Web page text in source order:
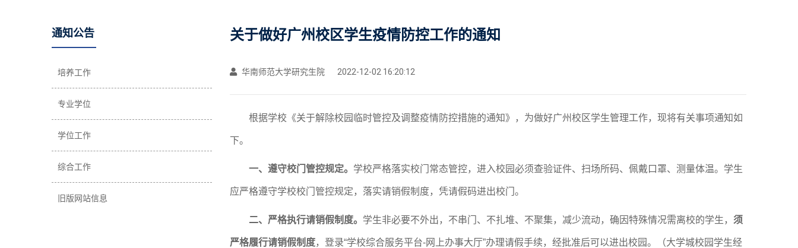
通知公告
培养工作
专业学位
学位工作
综合工作
旧版网站信息
关于做好广州校区学生疫情防控工作的通知
华南师范大学研究生院 2022-12-02 16:20:12
根据学校《关于解除校园临时管控及调整疫情防控措施的通知》，为做好广州校区学生管理工作，现将有关事项通知如
下。
一、遵守校门管控规定。 学校严格落实校门常态管控，进入校园必须查验证件、扫场所码、佩戴口罩、测量体温。学生
应严格遵守学校校门管控规定，落实请销假制度， 凭请假码进出校门。
二、严格执行请销假制度。 学生非必要不外出，不串门、不扎堆、不聚集，减少流动，确因特殊情况需离校的学生， 须
严格履行请销假制度， 登录“学校综合服务平台-网上办事大厅”办理请假手续， 经批准后可以进出校园。（大学城校园学生经